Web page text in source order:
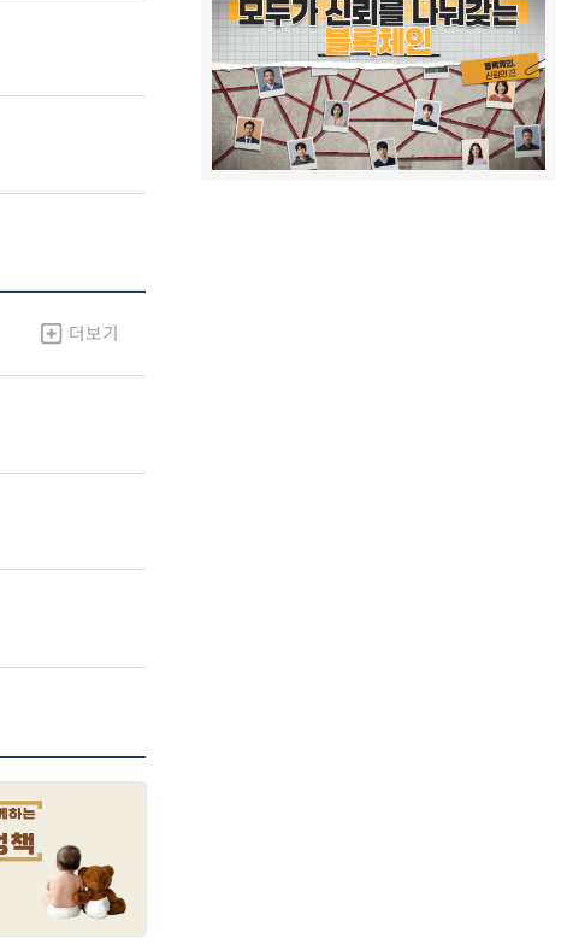
더보기